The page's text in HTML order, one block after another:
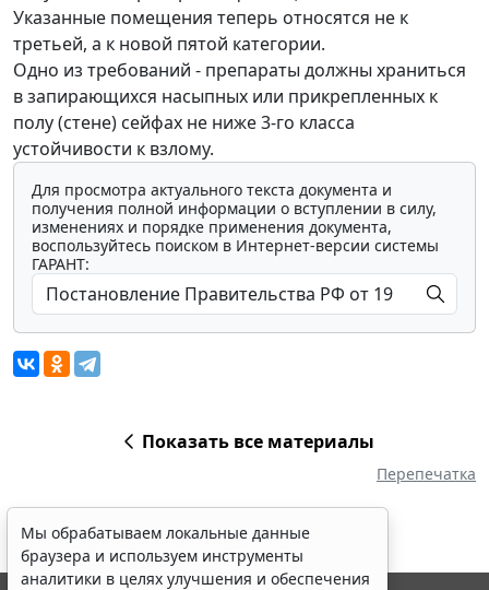
Указанные помещения теперь относятся не к
третьей, а к новой пятой категории.
Одно из требований - препараты должны храниться
в запирающихся насыпных или прикрепленных к
полу (стене) сейфах не ниже 3-го класса
устойчивости к взлому.
Для просмотра актуального текста документа и
получения полной информации о вступлении в силу,
изменениях и порядке применения документа,
воспользуйтесь поиском в Интернет-версии системы
ГАРАНТ:
Показать все материалы
Перепечатка
Мы обрабатываем локальные данные
браузера и используем инструменты
аналитики в целях улучшения и обеспечения